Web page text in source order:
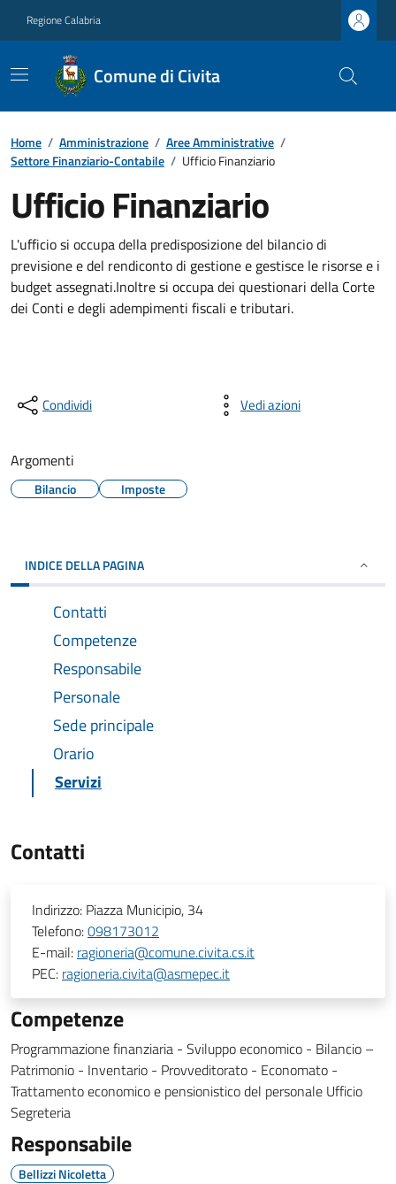
Regione Calabria
Comune di Civita
Home / Amministrazione / Aree Amministrative /
Settore Finanziario-Contabile / Ufficio Finanziario
Ufficio Finanziario
L'ufficio si occupa della predisposizione del bilancio di
previsione e del rendiconto di gestione e gestisce le risorse e i
budget assegnati.Inoltre si occupa dei questionari della Corte
dei Conti e degli adempimenti fiscali e tributari.
Condividi Vedi azioni
Argomenti
Bilancio Imposte
INDICE DELLA PAGINA
Contatti
Competenze
Responsabile
Personale
Sede principale
Orario
Servizi
Contatti
Indirizzo: Piazza Municipio, 34
Telefono:098173012
E-mail: ragioneria@comune.civita.cs.it
PEC: ragioneria.civita@asmepec.it
Competenze
Programmazione finanziaria - Sviluppo economico - Bilancio –
Patrimonio - Inventario - Provveditorato - Economato -
Trattamento economico e pensionistico del personale Ufficio
Segreteria
Responsabile
Bellizzi Nicoletta